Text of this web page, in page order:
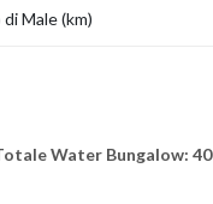
Male (km)
Water Bungalow: 40